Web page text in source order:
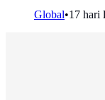
Global•17 hari